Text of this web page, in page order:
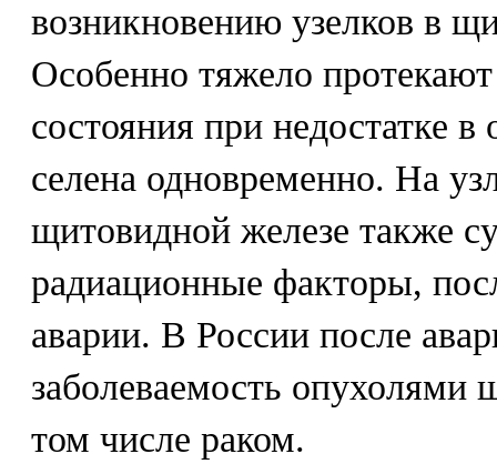
возникновению узелков в
Особенно тяжело
состояния при недостатке
селена одновременно. На
щитовидной железе также
радиационные факторы,
аварии. В России после
заболеваемость опухолями
том числе раком.